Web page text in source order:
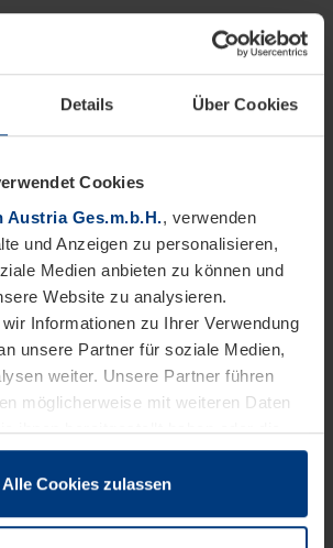
Details Über Cookies
Cookies
Austria Ges.m.b.H., verwenden
und Anzeigen zu personalisieren,
Medien anbieten zu können und
Website zu analysieren.
Informationen zu Ihrer Verwendung
unsere Partner für soziale Medien,
weiter. Unsere Partner führen
möglicherweise mit weiteren Daten
ihnen bereitgestellt haben oder die
Nutzung der Dienste gesammelt
Betrieb dieser Seite unbedingt
Alle Cookies zulassen